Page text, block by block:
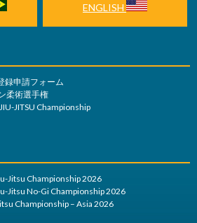
ENGLISH
録申請フォーム
柔術選手権
JITSU Championship
Jitsu Championship 2026
Jitsu No-Gi Championship 2026
Championship – Asia 2026